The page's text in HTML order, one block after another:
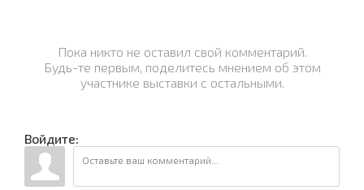
Пока никто не оставил свой комментарий.
Будь-те первым, поделитесь мнением об этом
участнике выставки с остальными.
Войдите: